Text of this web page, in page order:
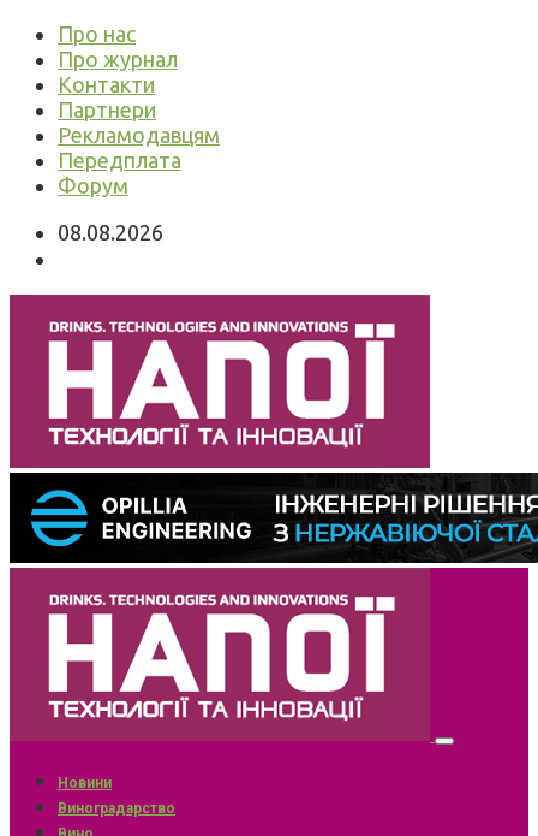
Про нас
Про журнал
Контакти
Партнери
Рекламодавцям
Передплата
Форум
08.08.2026
Новини
Виноградарство